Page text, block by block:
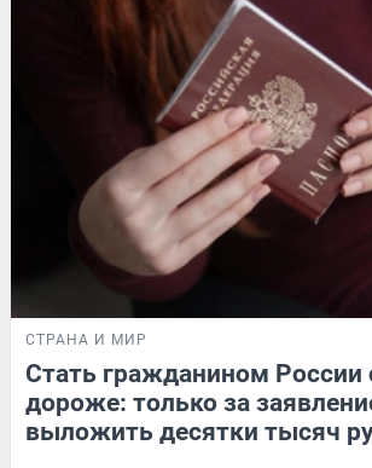
СТРАНА И МИР
Стать гражданином России
дороже: только за
выложить десятки тысяч